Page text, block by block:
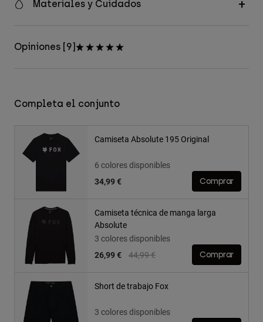
Materiales y Cuidados
Opiniones [9]
Completa el conjunto
Camiseta Absolute 195 Original
6 colores disponibles
34,99 €
Comprar
Camiseta técnica de manga larga
Absolute
3 colores disponibles
Price reduced from
44,99 €to
26,99 € Comprar
Short de trabajo Fox
3 colores disponibles